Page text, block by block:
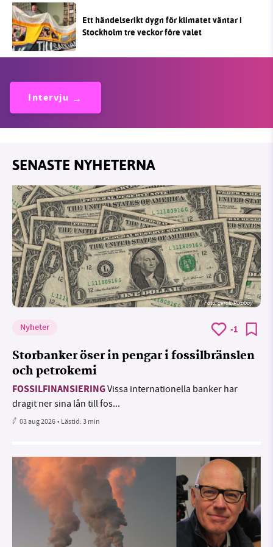
Ett händelserikt dygn för klimatet väntar i
Stockholm tre veckor före valet
Intervju
SENASTE NYHETERNA
Foto:geralt/Pixabay
Nyheter -1
Storbanker öser in pengar i fossilbränslen
och petrokemi
FOSSILFINANSIERINGVissa internationella banker har
dragit ner sina lån till fos...
03 aug 2026• Lästid:3 min